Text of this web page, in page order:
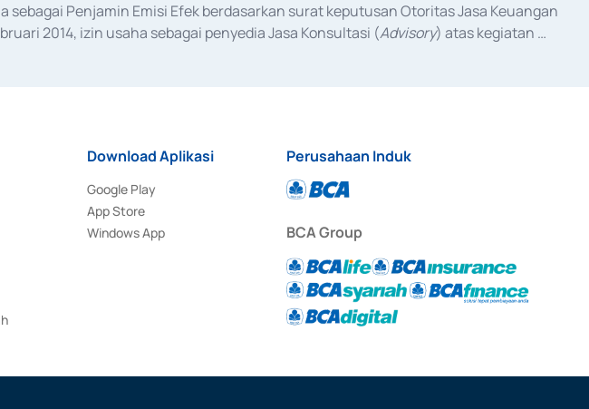
sebagai Penjamin Emisi Efek berdasarkan surat keputusan Otoritas Jasa Keuangan
2014, izin usaha sebagai penyedia Jasa Konsultasi (Advisory) atas kegiatan
Download Aplikasi
Google Play
App Store
Windows App
Perusahaan Induk
BCA Group